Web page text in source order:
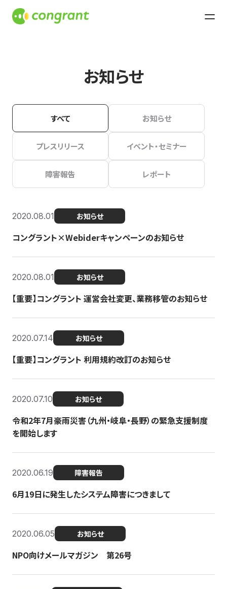
お知らせ
すべて お知らせ
プレスリリース イベント・セミナー
障害報告 レポート
2020.08.01 お知らせ
コングラント×Webiderキャンペーンのお知らせ
2020.08.01 お知らせ
【重要】コングラント 運営会社変更、業務移管のお知らせ
2020.07.14 お知らせ
【重要】コングラント 利用規約改訂のお知らせ
2020.07.10 お知らせ
令和2年7月豪雨災害（九州・岐阜・長野）の緊急支援制度
を開始します
2020.06.19 障害報告
6月19日に発生したシステム障害につきまして
2020.06.05 お知らせ
NPO向けメールマガジン 第26号